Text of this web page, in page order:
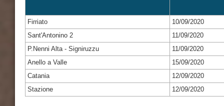
Firriato
10/09/2020
Sant'Antonino 2
11/09/2020
P.Nenni Alta - Signiruzzu
11/09/2020
Anello a Valle
15/09/2020
Catania
12/09/2020
Stazione
12/09/2020